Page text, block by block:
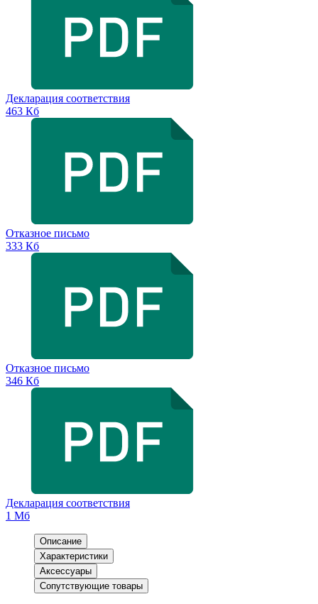
Декларация соответствия
463 Кб
Отказное письмо
333 Кб
Отказное письмо
346 Кб
Декларация соответствия
1 Мб
Описание
Характеристики
Аксессуары
Сопутствующие товары